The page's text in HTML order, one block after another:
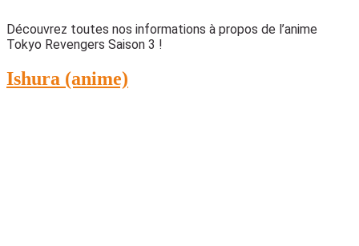
Découvrez toutes nos informations à propos de l’anime
Tokyo Revengers Saison 3 !
Ishura (anime)